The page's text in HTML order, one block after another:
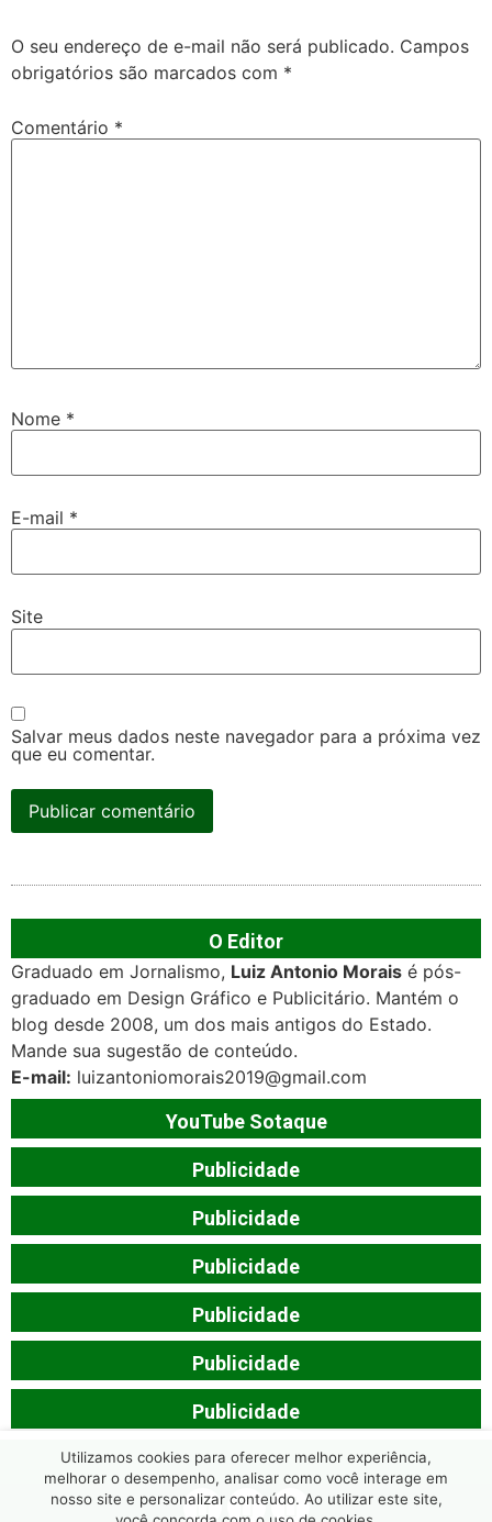
O seu endereço de e-mail não será publicado. Campos
obrigatórios são marcados com *
Comentário *
Nome *
E-mail *
Site
Salvar meus dados neste navegador para a próxima vez
que eu comentar.
O Editor
Graduado em Jornalismo, Luiz Antonio Morais é pós-
graduado em Design Gráfico e Publicitário. Mantém o
blog desde 2008, um dos mais antigos do Estado.
Mande sua sugestão de conteúdo.
E-mail: luizantoniomorais2019@gmail.com
YouTube Sotaque
Publicidade
Publicidade
Publicidade
Publicidade
Publicidade
Publicidade
Utilizamos cookies para oferecer melhor experiência,
melhorar o desempenho, analisar como você interage em
nosso site e personalizar conteúdo. Ao utilizar este site,